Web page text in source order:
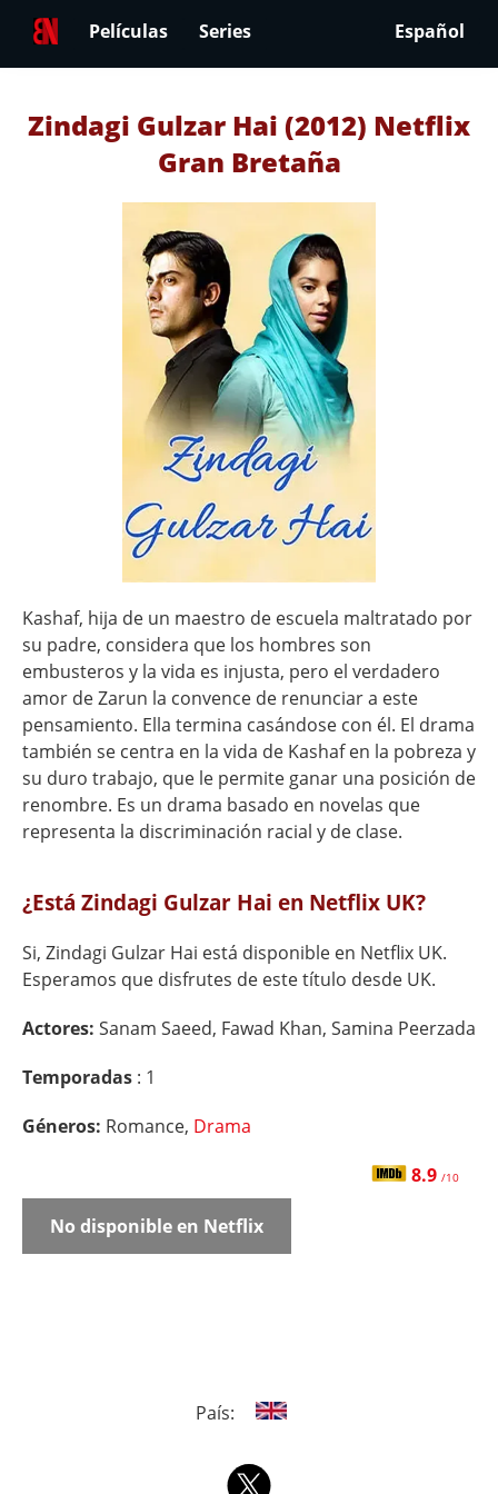
Películas Series Español
Zindagi Gulzar Hai (2012) Netflix
Gran Bretaña
Kashaf, hija de un maestro de escuela maltratado por
su padre, considera que los hombres son
embusteros y la vida es injusta, pero el verdadero
amor de Zarun la convence de renunciar a este
pensamiento. Ella termina casándose con él. El drama
también se centra en la vida de Kashaf en la pobreza y
su duro trabajo, que le permite ganar una posición de
renombre. Es un drama basado en novelas que
representa la discriminación racial y de clase.
¿Está Zindagi Gulzar Hai en Netflix UK?
Si, Zindagi Gulzar Hai está disponible en Netflix UK.
Esperamos que disfrutes de este título desde UK.
Actores: Sanam Saeed, Fawad Khan, Samina Peerzada
Temporadas : 1
Géneros: Romance, Drama
8.9 /10
No disponible en Netflix
País: